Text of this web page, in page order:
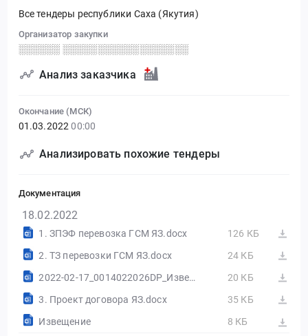
Все тендеры республики Саха (Якутия)
Организатор закупки
░░░░░░ ░░░░░░░░░░░░░░░░░░
Анализ заказчика
Окончание (МСК)
01.03.2022 00:00
Анализировать похожие тендеры
Документация
18.02.2022
1. ЗПЭФ перевозка ГСМ ЯЗ.docx
126 КБ
2. ТЗ перевозки ГСМ ЯЗ.docx
24 КБ
2022-02-17_0014022026DP_Извещение_о_проведении.doc
20 КБ
3. Проект договора ЯЗ.docx
35 КБ
Извещение
8 КБ